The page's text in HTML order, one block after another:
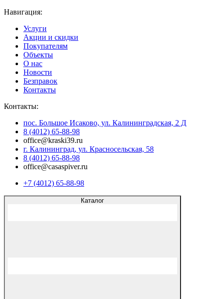
Навигация:
Услуги
Акции и скидки
Покупателям
Объекты
О нас
Новости
Безправок
Контакты
Контакты:
пос. Большое Исаково, ул. Калининградская, 2 Д
8 (4012) 65-88-98
office@kraski39.ru
г. Калининград, ул. Красносельская, 58
8 (4012) 65-88-98
office@casaspiver.ru
+7 (4012) 65-88-98
Каталог